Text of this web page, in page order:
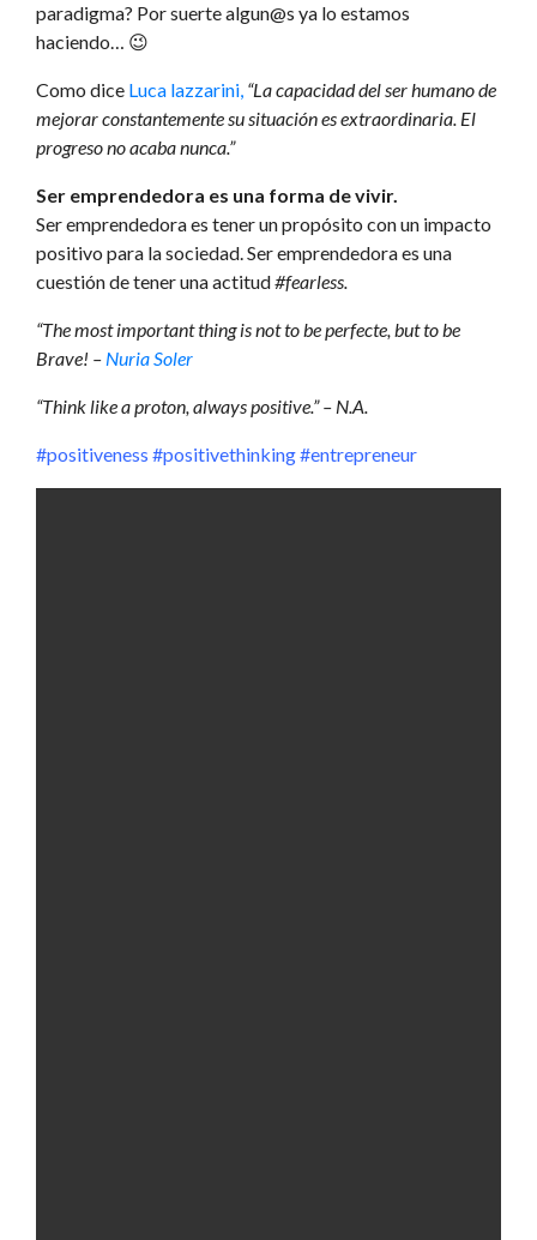
paradigma? Por suerte algun@s ya lo estamos
haciendo… 😉
Como dice Luca lazzarini, “La capacidad del ser humano de
mejorar constantemente su situación es extraordinaria. El
progreso no acaba nunca.”
Ser emprendedora es una forma de vivir.
Ser emprendedora es tener un propósito con un impacto
positivo para la sociedad.Ser emprendedora es una
cuestión de tener una actitud#fearless.
“The most important thing is not to be perfecte, but to be
Brave! – Nuria Soler
“Think like a proton, always positive.” – N.A.
#positiveness #positivethinking #entrepreneur